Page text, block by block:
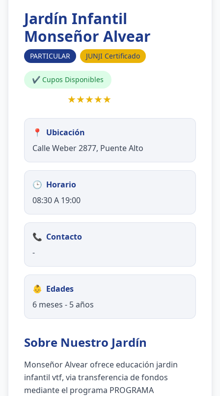
Jardín Infantil
Monseñor Alvear
PARTICULAR JUNJI Certificado
✔ Cupos Disponibles
★★★★★
📍
Ubicación
Calle Weber 2877, Puente Alto
🕒 Horario
08:30 A 19:00
📞 Contacto
-
👶 Edades
6 meses - 5 años
Sobre Nuestro Jardín
Monseñor Alvear ofrece educación jardin
infantil vtf, via transferencia de fondos
mediante el programa PROGRAMA